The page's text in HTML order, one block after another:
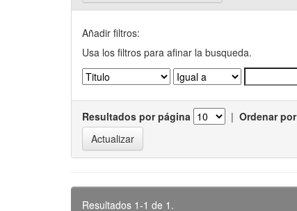
Añadir filtros:
Usa los filtros para afinar la busqueda.
Resultados por página | Ordenar por
Resultados 1-1 de 1.